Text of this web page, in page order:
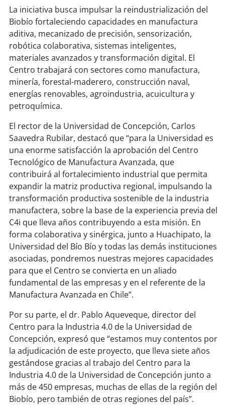
soyvaldivia
soy osorno
soypuertomontt
soychiloé
La iniciativa busca impulsar la reindustrialización del
Biobío fortaleciendo capacidades en manufactura
aditiva, mecanizado de precisión, sensorización,
robótica colaborativa, sistemas inteligentes,
materiales avanzados y transformación digital. El
Centro trabajará con sectores como manufactura,
minería, forestal-maderero, construcción naval,
energías renovables, agroindustria, acuicultura y
petroquímica.
El rector de la Universidad de Concepción, Carlos
Saavedra Rubilar, destacó que “para la Universidad es
una enorme satisfacción la aprobación del Centro
Tecnológico de Manufactura Avanzada, que
contribuirá al fortalecimiento industrial que permita
expandir la matriz productiva regional, impulsando la
transformación productiva sostenible de la industria
manufactera, sobre la base de la experiencia previa del
C4i que lleva años contribuyendo a esta misión. En
forma colaborativa y sinérgica, junto a Huachipato, la
Universidad del Bío Bío y todas las demás instituciones
asociadas, pondremos nuestras mejores capacidades
para que el Centro se convierta en un aliado
fundamental de las empresas y en el referente de la
Manufactura Avanzada en Chile”.
Por su parte, el dr. Pablo Aqueveque, director del
Centro para la Industria 4.0 de la Universidad de
Concepción, expresó que “estamos muy contentos por
la adjudicación de este proyecto, que lleva siete años
gestándose gracias al trabajo del Centro para la
Industria 4.0 de la Universidad de Concepción junto a
más de 450 empresas, muchas de ellas de la región del
Biobío, pero también de otras regiones del país”.